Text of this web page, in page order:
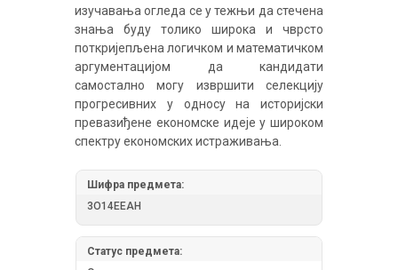
изучавања огледа се у тежњи да стечена
знања буду толико широка и чврсто
поткријепљена логичком и математичком
аргументацијом да кандидати
самостално могу извршити селекцију
прогресивних у односу на историјски
превазиђене економске идеје у широком
спектру економских истраживања.
Шифра предмета:
3О14ЕЕАН
Статус предмета: